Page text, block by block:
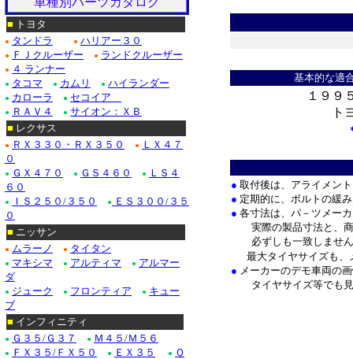
基本的な適
１９９
ト
● 取付後は、アライメン
● 定期的に、ボルトの緩
● 各寸法は、パ－ツメー
実際の製品寸法と、商
必ずしも一致しませ
最大タイヤサイズも
● メーカーのデモ車両の
タイヤサイズ等でも見
■ トヨタ
● タンドラ ● ハリアー３０
● ＦＪクルーザー ● ランドクルーザー
● ４ ランナー
● タコマ ● カムリ ● ハイランダー
● カローラ ● セコイア
● ＲＡＶ４ ● サイオン：ＸＢ
■ レクサス
● ＲＸ３３０・ＲＸ３５０ ●
ＬＸ４７
０
● ＧＸ４７０ ● ＧＳ４６０ ●
ＬＳ４
６０
● ＩＳ２５０/３５０ ●
ＥＳ３００/３５
０
■ ニッサン
● ムラーノ ● タイタン
● マキシマ ● アルティマ ● アルマー
ダ
● ジューク ● フロンティア ● キュー
ブ
■ インフィニティ
● Ｇ３５/Ｇ３７ ● Ｍ４５/Ｍ５６
● ＦＸ３５/ＦＸ５０ ● ＥＸ３５ ● Ｑ